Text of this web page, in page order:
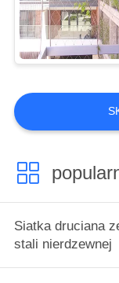
Siatka druciana
stali nierdzewnej